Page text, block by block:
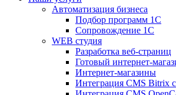
Автоматизация бизнеса
Подбор программ 1С
Сопровождение 1С
WEB студия
Разработка веб-страниц
Готовый интернет-
Интернет-магазины
Интеграция CMS Bitrix